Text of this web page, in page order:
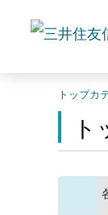
トップカ